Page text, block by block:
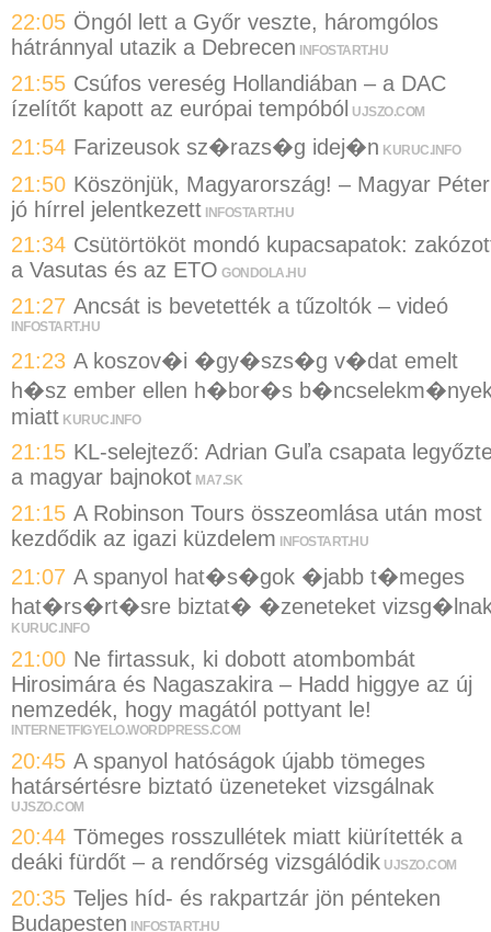
22:05 Öngól lett a Győr veszte, háromgólos
hátránnyal utazik a Debrecen
INFOSTART.HU
21:55 Csúfos vereség Hollandiában – a DAC
ízelítőt kapott az európai tempóból UJSZO.COM
21:54 Farizeusok sz�razs�g idej�n KURUC.INFO
21:50 Köszönjük, Magyarország! – Magyar Péter
jó hírrel jelentkezett INFOSTART.HU
21:34 Csütörtököt mondó kupacsapatok:
a Vasutas és az ETO GONDOLA.HU
21:27 Ancsát is bevetették a tűzoltók – videó
INFOSTART.HU
21:23 A koszov�i �gy�szs�g v�dat emelt
h�sz ember ellen h�bor�s
miatt KURUC.INFO
21:15 KL-selejtező: Adrian Guľa csapata
a magyar bajnokot MA7.SK
21:15 A Robinson Tours összeomlása után most
kezdődik az igazi küzdelem INFOSTART.HU
21:07 A spanyol hat�s�gok �jabb t�meges
hat�rs�rt�sre biztat� �zeneteket
KURUC.INFO
21:00 Ne firtassuk, ki dobott atombombát
Hirosimára és Nagaszakira – Hadd higgye az új
nemzedék, hogy magától pottyant le!
INTERNETFIGYELO.WORDPRESS.COM
20:45 A spanyol hatóságok újabb tömeges
határsértésre biztató üzeneteket vizsgálnak
UJSZO.COM
20:44 Tömeges rosszullétek miatt kiürítették a
deáki fürdőt – a rendőrség vizsgálódik UJSZO.COM
20:35 Teljes híd- és rakpartzár jön pénteken
Budapesten INFOSTART.HU